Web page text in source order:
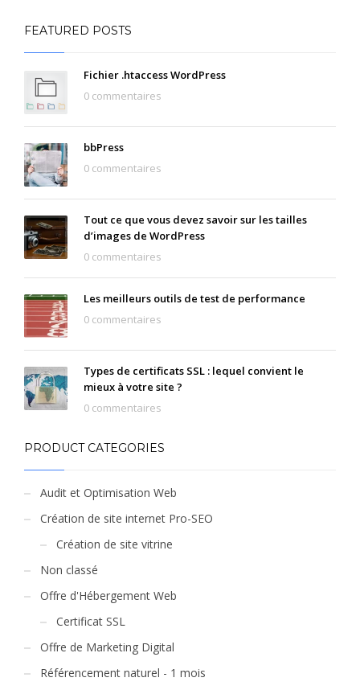
FEATURED POSTS
Fichier .htaccess WordPress
0 commentaires
bbPress
0 commentaires
Tout ce que vous devez savoir sur les tailles
d’images de WordPress
0 commentaires
Les meilleurs outils de test de performance
0 commentaires
Types de certificats SSL : lequel convient le
mieux à votre site ?
0 commentaires
PRODUCT CATEGORIES
Audit et Optimisation Web
Création de site internet Pro-SEO
Création de site vitrine
Non classé
Offre d'Hébergement Web
Certificat SSL
Offre de Marketing Digital
Référencement naturel - 1 mois